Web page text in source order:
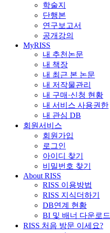
학술지
단행본
연구보고서
공개강의
MyRISS
내 추천논문
내 책장
내 최근 본 논문
내 저작물관리
내 구매·신청 현황
내 서비스 사용권한
내 관심 DB
회원서비스
회원가입
로그인
아이디 찾기
비밀번호 찾기
About RISS
RISS 이용방법
RISS 지식더하기
DB연계 현황
BI 및 배너 다운로드
RISS 처음 방문 이세요?